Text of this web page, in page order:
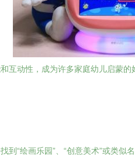
互动性，成为许多家庭幼儿启蒙
“绘画乐园”、“创意美术”或类